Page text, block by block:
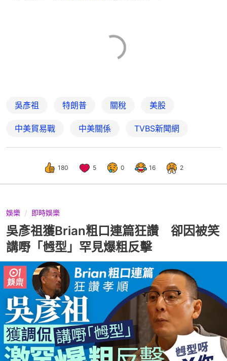
吳彥祖 特朗普 關稅 美股
中美貿易戰 中美關係 TVBS新聞網
180 5 0 16 2
娛樂 即時娛樂
吳彥祖獲Brian粗口連篇狂讚 卻因被笑
講嘢「乸型」罕見爆粗反擊